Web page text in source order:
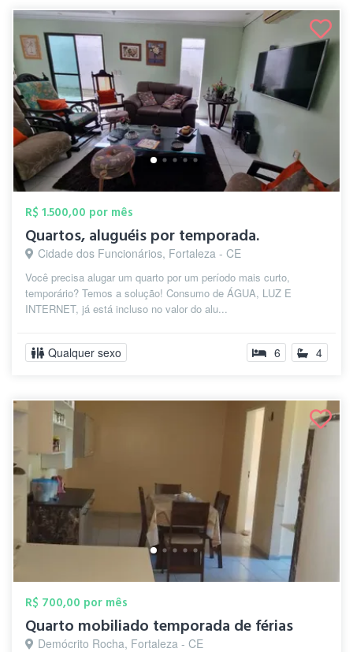
R$ 1.500,00 por mês
Quartos, aluguéis por temporada.
Cidade dos Funcionários, Fortaleza - CE
Você precisa alugar um quarto por um período mais curto,
temporário? Temos a solução! Consumo de ÁGUA, LUZ E
INTERNET, já está incluso no valor do alu...
Qualquer sexo 6 4
R$ 700,00 por mês
Quarto mobiliado temporada de férias
Demócrito Rocha, Fortaleza - CE